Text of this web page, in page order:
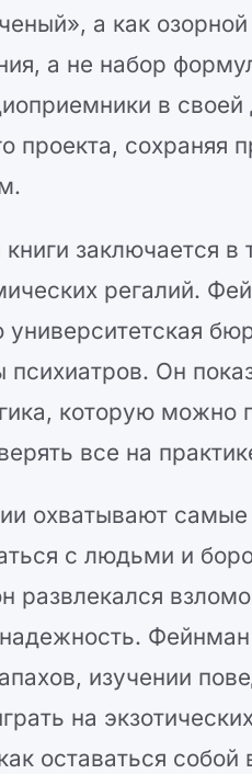
а как
а не набор
в
проекта, сохраняя
заключается
регалий.
психиатров. Он
которую можно
все на
охватывают самые
с людьми и
развлекался
изучении
на
оставаться